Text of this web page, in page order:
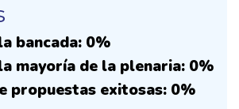
bancada: 0%
mayoría de la plenaria: 0%
propuestas exitosas: 0%